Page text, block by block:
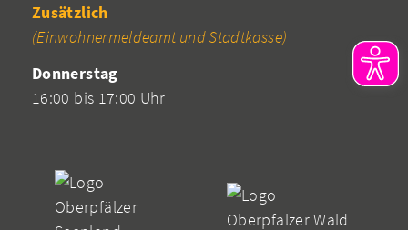
Zusätzlich
(Einwohnermeldeamt und Stadtkasse)
Donnerstag
16:00 bis 17:00 Uhr